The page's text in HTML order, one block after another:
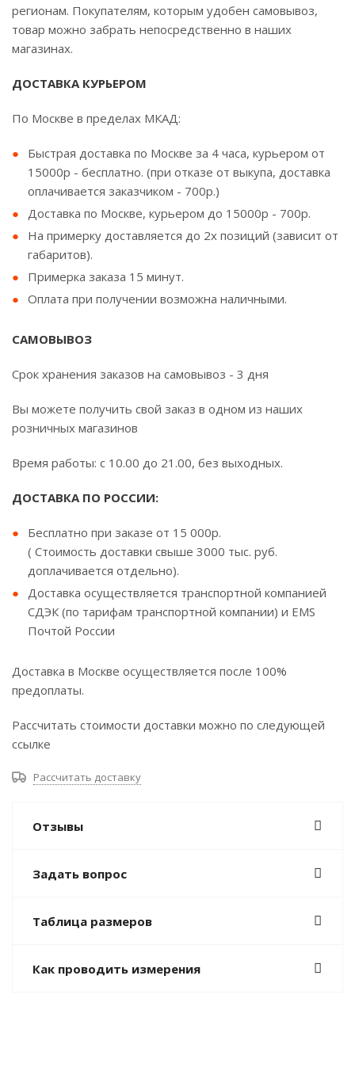
регионам. Покупателям, которым удобен самовывоз,
товар можно забрать непосредственно в наших
магазинах.
ДОСТАВКА КУРЬЕРОМ
По Москве в пределах МКАД:
Быстрая доставка по Москве за 4 часа, курьером от
15000р - бесплатно. (при отказе от выкупа, доставка
оплачивается заказчиком - 700р.)
Доставка по Москве, курьером до 15000р - 700р.
На примерку доставляется до 2х позиций (зависит от
габаритов).
Примерка заказа 15 минут.
Оплата при получении возможна наличными.
САМОВЫВОЗ
Срок хранения заказов на самовывоз - 3 дня
Вы можете получить свой заказ в одном из наших
розничных магазинов
Время работы: с 10.00 до 21.00, без выходных.
ДОСТАВКА ПО РОССИИ:
Бесплатно при заказе от 15 000р.
( Стоимость доставки свыше 3000 тыс. руб.
доплачивается отдельно).
Доставка осуществляется транспортной компанией
СДЭК (по тарифам транспортной компании) и EMS
Почтой России
Доставка в Москве осуществляется после 100%
предоплаты.
Рассчитать стоимости доставки можно по следующей
ссылке
Рассчитать доставку
Отзывы
Задать вопрос
Таблица размеров
Как проводить измерения